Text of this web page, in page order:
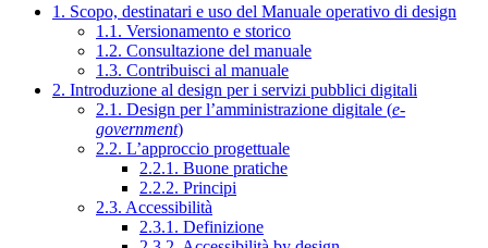
1. Scopo, destinatari e uso del Manuale operativo di design
1.1. Versionamento e storico
1.2. Consultazione del manuale
1.3. Contribuisci al manuale
2. Introduzione al design per i servizi pubblici digitali
2.1. Design per l’amministrazione digitale (e-
government)
2.2. L’approccio progettuale
2.2.1. Buone pratiche
2.2.2. Principi
2.3. Accessibilità
2.3.1. Definizione